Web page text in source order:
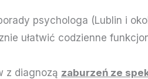
psychologa (Lublin i
ułatwić codzienne
z diagnozą zaburzeń ze